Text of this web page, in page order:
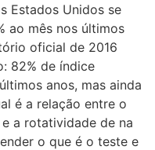
Estados Unidos se
ao mês nos últimos
oficial de 2016
82% de índice
anos, mas ainda
é a relação entre o
a rotatividade de na
o que é o teste e